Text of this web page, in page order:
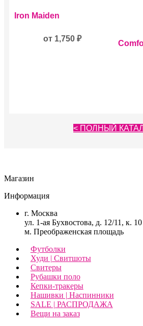
Этот
товар
несколько
Iron Maiden
от 1,750 ₽
Этот
товар
< ПОЛНЫЙ
Магазин
Информация
г. Москва
ул. 1-ая Бухвостова, д. 12/11, к. 10
м. Преображенская площадь
Футболки
Худи | Свитшоты
Свитеры
Рубашки поло
Кепки-тракеры
Нашивки | Наспинники
SALE | РАСПРОДАЖА
Вещи на заказ